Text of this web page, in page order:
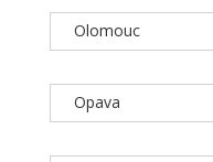
Olomouc
Opava